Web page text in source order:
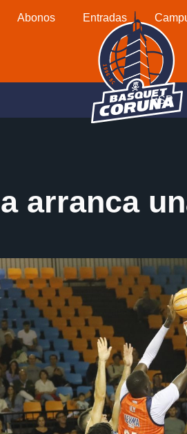
Abonos Entradas
ESP
arranca